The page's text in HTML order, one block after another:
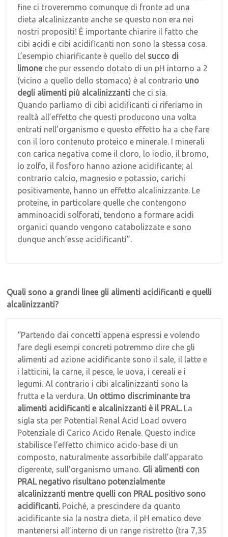
fine ci troveremmo comunque di fronte ad una
dieta alcalinizzante anche se questo non era nei
nostri propositi! È importante chiarire il fatto che
cibi acidi e cibi acidificanti non sono la stessa cosa.
L’esempio chiarificante è quello del succo di
limoneche pur essendo dotato di un pH intorno a 2
(vicino a quello dello stomaco) è al contrario uno
degli alimenti più alcalinizzanti che ci sia.
Quando parliamo di cibi acidificanti ci riferiamo in
realtà all’effetto che questi producono una volta
entrati nell’organismo e questo effetto ha a che fare
con il loro contenuto proteico e minerale. I minerali
con carica negativa come il cloro, lo iodio, il bromo,
lo zolfo, il fosforo hanno azione acidificante; al
contrario calcio, magnesio e potassio, carichi
positivamente, hanno un effetto alcalinizzante. Le
proteine, in particolare quelle che contengono
amminoacidi solforati, tendono a formare acidi
organici quando vengono catabolizzate e sono
dunque anch’esse acidificanti”.
Quali sono a grandi linee gli alimenti acidificanti e quelli
alcalinizzanti?
“Partendo dai concetti appena espressi e volendo
fare degli esempi concreti potremmo dire che gli
alimenti ad azione acidificante sono il sale, il latte e
i latticini, la carne, il pesce, le uova, i cereali e i
legumi. Al contrario i cibi alcalinizzanti sono la
frutta e la verdura. Un ottimo discriminante tra
alimenti acidificanti e alcalinizzanti è il PRAL.La
sigla sta per Potential Renal Acid Load ovvero
Potenziale di Carico Acido Renale. Questo indice
stabilisce l’effetto chimico acido-base di un
composto, naturalmente assorbibile dall’apparato
digerente, sull’organismo umano. Gli alimenti con
PRAL negativo risultano potenzialmente
alcalinizzanti mentre quelli con PRAL positivo sono
acidificanti.Poiché, a prescindere da quanto
acidificante sia la nostra dieta, il pH ematico deve
mantenersi all’interno di un range ristretto (tra 7,35